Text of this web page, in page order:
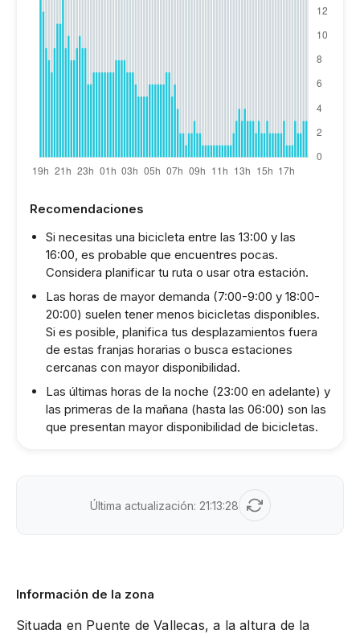
Recomendaciones
Si necesitas una bicicleta entre las 13:00 y las
16:00, es probable que encuentres pocas.
Considera planificar tu ruta o usar otra estación.
Las horas de mayor demanda (7:00-9:00 y 18:00-
20:00) suelen tener menos bicicletas disponibles.
Si es posible, planifica tus desplazamientos fuera
de estas franjas horarias o busca estaciones
cercanas con mayor disponibilidad.
Las últimas horas de la noche (23:00 en adelante) y
las primeras de la mañana (hasta las 06:00) son las
que presentan mayor disponibilidad de bicicletas.
Última actualización: 21:13:28
Información de la zona
Situada en Puente de Vallecas, a la altura de la